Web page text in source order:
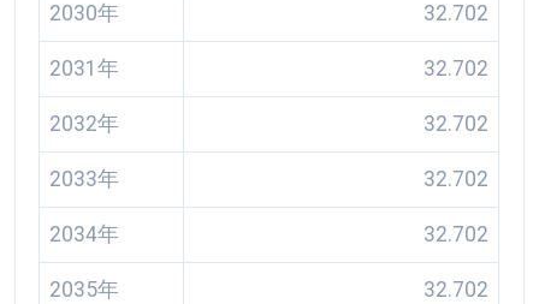
2030年 32.702
2031年 32.702
2032年 32.702
2033年 32.702
2034年 32.702
2035年 32.702